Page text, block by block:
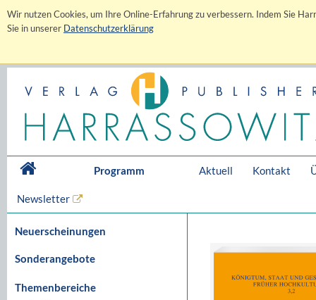
Wir nutzen Cookies, um Ihre Online-Erfahrung zu verbessern. Indem Sie
Sie in unserer Datenschutzerklärung
Programm Aktuell Kontakt
Newsletter
Neuerscheinungen
Sonderangebote
Themenbereiche